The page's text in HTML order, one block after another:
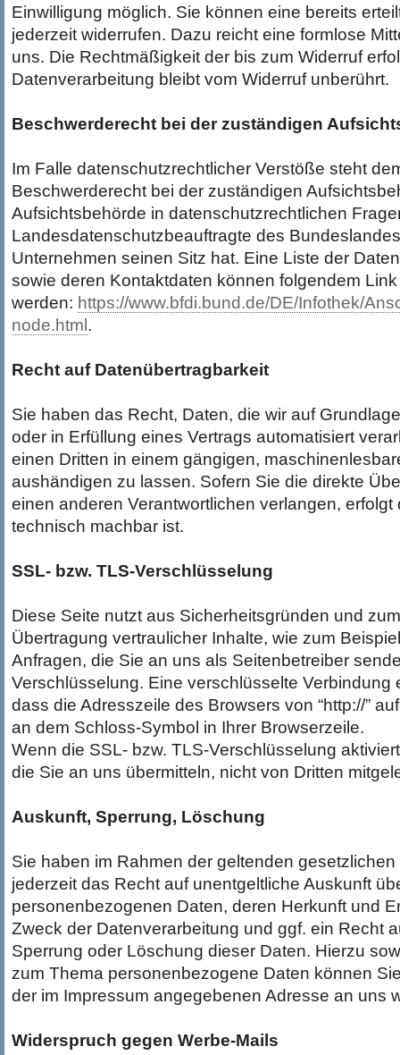
Einwilligung möglich. Sie können eine bereits
jederzeit widerrufen. Dazu reicht eine formlose
uns. Die Rechtmäßigkeit der bis zum Widerruf
Datenverarbeitung bleibt vom Widerruf unberührt.
Beschwerderecht bei der zuständigen
Im Falle datenschutzrechtlicher Verstöße steht
Beschwerderecht bei der zuständigen
Aufsichtsbehörde in datenschutzrechtlichen
Landesdatenschutzbeauftragte des
Unternehmen seinen Sitz hat. Eine Liste der
sowie deren Kontaktdaten können folgendem
werden: https://www.bfdi.bund.de/DE/Infothek/
node.html .
Recht auf Datenübertragbarkeit
Sie haben das Recht, Daten, die wir auf
oder in Erfüllung eines Vertrags automatisiert
einen Dritten in einem gängigen,
aushändigen zu lassen. Sofern Sie die direkte
einen anderen Verantwortlichen verlangen, erfolgt
technisch machbar ist.
SSL- bzw. TLS-Verschlüsselung
Diese Seite nutzt aus Sicherheitsgründen und
Übertragung vertraulicher Inhalte, wie zum
Anfragen, die Sie an uns als Seitenbetreiber
Verschlüsselung. Eine verschlüsselte Verbindung
dass die Adresszeile des Browsers von “http://”
an dem Schloss-Symbol in Ihrer Browserzeile.
Wenn die SSL- bzw. TLS-Verschlüsselung
die Sie an uns übermitteln, nicht von Dritten
Auskunft, Sperrung, Löschung
Sie haben im Rahmen der geltenden
jederzeit das Recht auf unentgeltliche Auskunft
personenbezogenen Daten, deren Herkunft und
Zweck der Datenverarbeitung und ggf. ein Recht
Sperrung oder Löschung dieser Daten. Hierzu
zum Thema personenbezogene Daten können
der im Impressum angegebenen Adresse an uns
Widerspruch gegen Werbe-Mails